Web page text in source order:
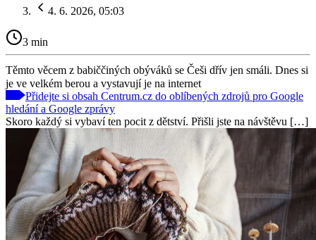
4. 6. 2026, 05:03
3 min
Těmto věcem z babiččiných obýváků se Češi dřív jen smáli. Dnes si
je ve velkém berou a vystavují je na internet
Přidejte si obsah Centrum.cz do oblíbených zdrojů pro Google
hledání a Google zprávy
Skoro každý si vybaví ten pocit z dětství. Přišli jste na návštěvu […]